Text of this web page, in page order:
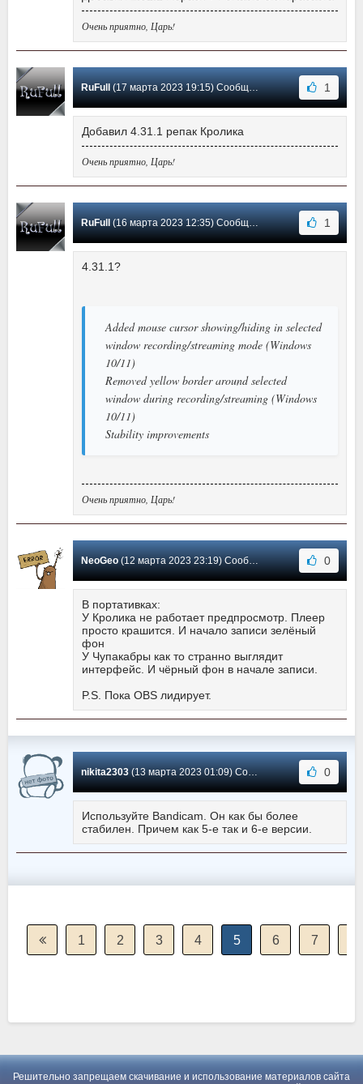
Очень приятно, Царь!
RuFull(17 марта 2023 19:15) Сообщение #1155 1
Добавил 4.31.1 репак Кролика
Очень приятно, Царь!
RuFull(16 марта 2023 12:35) Сообщение #1154 1
4.31.1?
Added mouse cursor showing/hiding in selected
window recording/streaming mode (Windows
10/11)
Removed yellow border around selected
window during recording/streaming (Windows
10/11)
Stability improvements
Очень приятно, Царь!
NeoGeo(12 марта 2023 23:19) Сообщение #1153 0
В портативках:
У Кролика не работает предпросмотр. Плеер
просто крашится. И начало записи зелёный
фон
У Чупакабры как то странно выглядит
интерфейс. И чёрный фон в начале записи.
P.S. Пока OBS лидирует.
nikita2303(13 марта 2023 01:09) Сообщение #1152 0
Используйте Bandicam. Он как бы более
стабилен. Причем как 5-e так и 6-e версии.
1 2 3 4 5 6 7
Решительно запрещаем скачивание и использование материалов сайта